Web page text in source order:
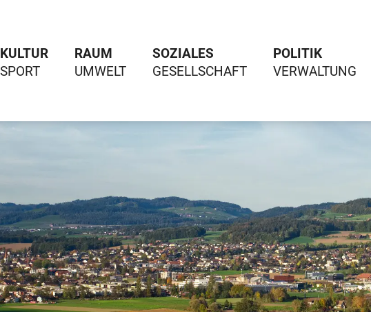
KULTUR RAUM SOZIALES POLITIK